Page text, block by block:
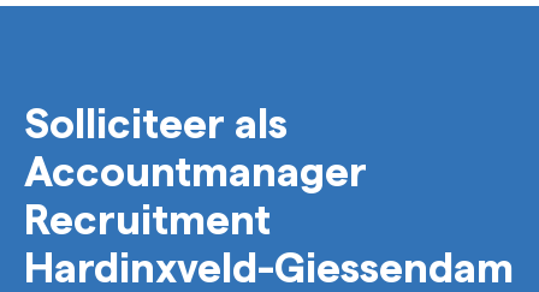
Solliciteer als
Accountmanager
Recruitment
Hardinxveld-Giessendam